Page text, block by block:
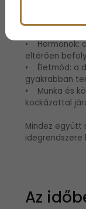
• Hormonok:
eltérően
• Életmód: a
gyakrabban
• Munka és
kockázattal
Mindez együtt
idegrendszere
Az